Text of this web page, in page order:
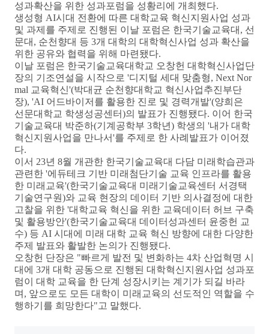
성과확산을 위한 성과포럼을 성황리에 개최했다.
생성형 AI시대 전환에 따른 대학교육 혁신지원사업 성과
및 과제 를 주제로 진행된 이날 포럼은 한국기술교육대 , 선
문대 , 순천향대 등 3개 대학의 대학혁신사업 성과 확산을
위한 공유와 협력을 위해 마련됐다.
이날 포럼은 한국기술교육대학교 오창헌 대학혁신사업단
장의 기조연설을 시작으로 '디지털 세대 맞춤형, Next Nor
mal 교육혁신'(박대균 순천향대학교 혁신사업추진부단
장), 'AI 어드바이저를 활용한 진로 및 경력개발'(양희은
선문대학교 학생성공센터)의 발표가 진행됐다. 이어 한국
기술교육대 박준하(기계공학부 3학년) 학생의 '내가 대학
혁신지원사업을 만나서'를 주제로 한 사례발표가 이어졌
다.
이서 23년 8월 개관한 한국기술교육대 다담 미래학습관과
관련한 '에듀테크 기반 미래첨단기술 교육 인프라를 활용
한 미래교육'(한국기술교육대 미래기술교육센터 서경택
기술연구원)와 교육 현장의 데이터 기반 의사결정에 대한
고찰을 위한 '대학교육 혁신을 위한 교육데이터 허브 구축
및 활용방안'(한국기술교육대 데이터성과센터 윤중헌 교
수) 등 AI 시대에 미래 대학 교육 혁신 방향에 대한 다양한
주제 발표와 활발한 논의가 진행됐다.
오창헌 단장은 "빠르게 발전 및 변화하는 4차 산업혁명 시
대에 3개 대학 공동으로 진행된 대학혁신지원사업 성과포
럼이 대학 교육을 한 단계 성장시키는 계기가 되길 바라
며 , 앞으로도 모든 대학이 미래교육의 선도적인 역할을 수
행하기를 희망한다"고 말했다.